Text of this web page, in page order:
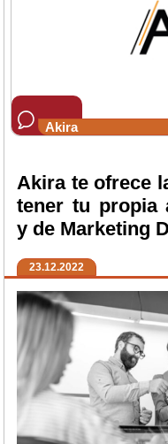
Akira
Akira te ofrece
tener tu propia
y de Marketing
23.12.2022